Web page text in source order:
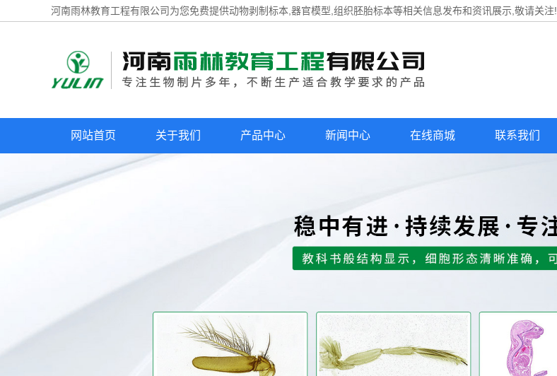
河南雨林教育工程有限公司为您免费提供动物剥制标本 ,器官模型,组织胚胎标本等相关信息发布和资讯展示,敬请关注!
网站首页 关于我们 产品中心 新闻中心 在线商城 联系我们